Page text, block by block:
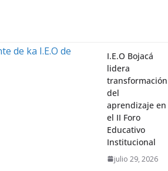
I.E.O Bojacá
lidera
transformación
del
aprendizaje en
el II Foro
Educativo
Institucional
julio 29, 2026